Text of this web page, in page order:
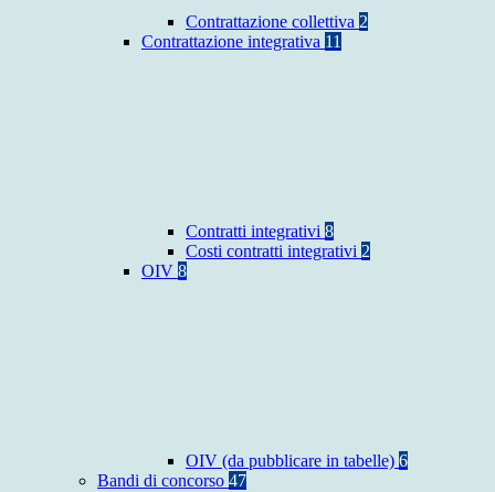
Contrattazione collettiva 2
Contrattazione integrativa 11
Contratti integrativi 8
Costi contratti integrativi 2
OIV 8
OIV (da pubblicare in tabelle) 6
Bandi di concorso 47